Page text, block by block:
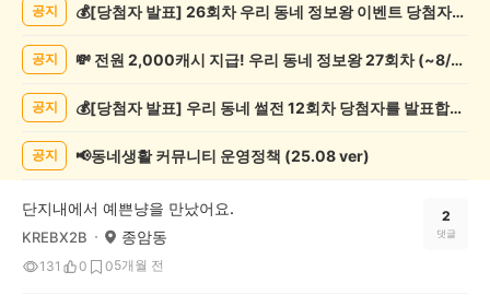
글
공지 💰[당첨자 발표] 26회차 우리 동네 정보왕 이벤트 당첨자를 발표합니다!
공지 💸 전원 2,000캐시 지급! 우리 동네 정보왕 27회차 (~8/10)
공지 💰[당첨자 발표] 우리 동네 썰전 12회차 당첨자를 발표합니다!
공지 📢동네생활 커뮤니티 운영정책 (25.08 ver)
단지내에서 예쁜냥을 만났어요.
KREBX2B 종암동
131 0 05개월 전
2
댓글